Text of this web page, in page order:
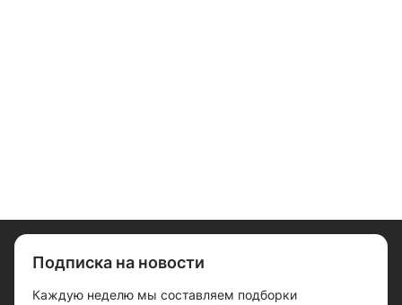
Подписка на новости
Каждую неделю мы составляем подборки